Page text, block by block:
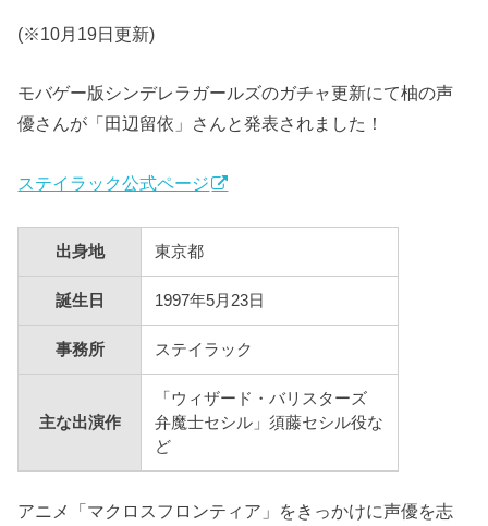
(※10月19日更新)
モバゲー版シンデレラガールズのガチャ更新にて柚の声
優さんが「田辺留依」さんと発表されました！
ステイラック公式ページ
出身地 東京都
誕生日 1997年5月23日
事務所 ステイラック
主な出演作
「ウィザード・バリスターズ
弁魔士セシル」須藤セシル役な
ど
アニメ「マクロスフロンティア」をきっかけに声優を志